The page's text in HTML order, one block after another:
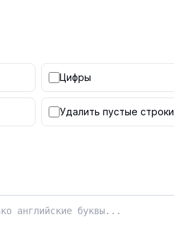
Цифры
Удалить пустые строки